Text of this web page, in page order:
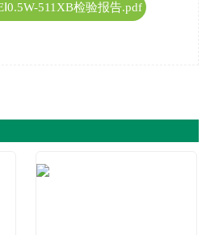
511XB检验报告.pdf